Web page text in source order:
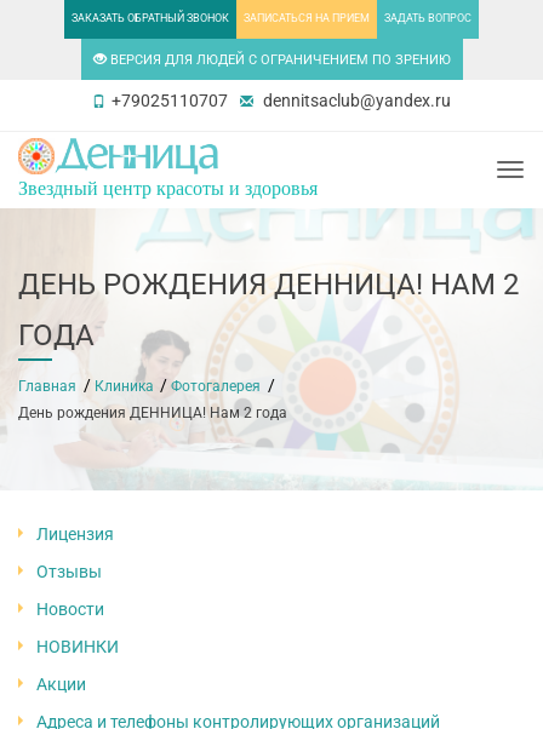
ЗАКАЗАТЬ ОБРАТНЫЙ ЗВОНОК ЗАПИСАТЬСЯ НА ПРИЕМ ЗАДАТЬ ВОПРОС
ВЕРСИЯ ДЛЯ ЛЮДЕЙ С ОГРАНИЧЕНИЕМ ПО ЗРЕНИЮ
+79025110707 dennitsaclub@yandex.ru
Звездный центр красоты и здоровья
ДЕНЬ РОЖДЕНИЯ ДЕННИЦА! НАМ 2
ГОДА
Главная Клиника
Фотогалерея
День рождения ДЕННИЦА! Нам 2 года
Лицензия
Отзывы
Новости
НОВИНКИ
Акции
Адреса и телефоны контролирующих организаций